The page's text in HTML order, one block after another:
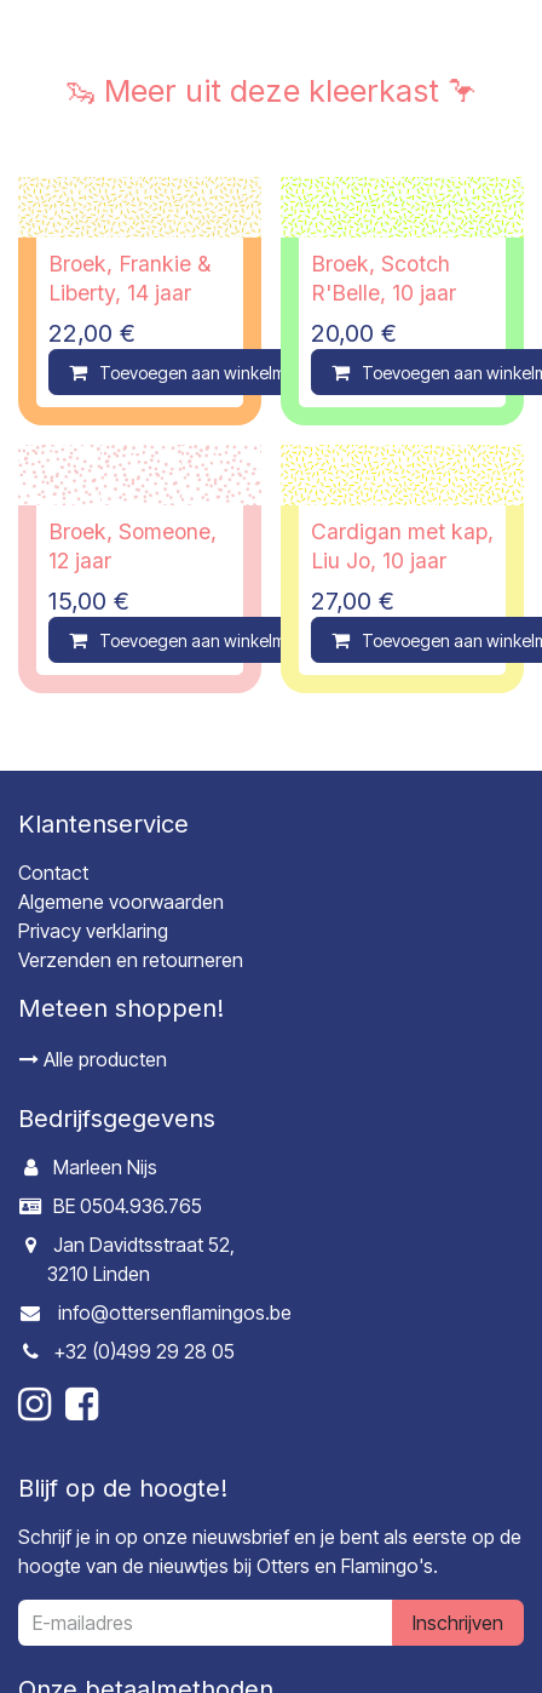
🦦 Meer uit deze kleerkast 🦩
Broek, Frankie &
Liberty, 14 jaar
22,00 €
Toevoegen aan winkelmandje Compare
Broek, Scotch
R'Belle, 10 jaar
20,00 €
Toevoegen aan
Broek, Someone,
12 jaar
15,00 €
Toevoegen aan winkelmandje Compare
Cardigan met kap,
Liu Jo, 10 jaar
27,00 €
Toevoegen aan
Klantenservice
Contact
Algemene voorwaarden
Privacy verklaring
Verzenden en retourneren
Meteen shoppen!
Alle producten
Bedrijfsgegevens
Marleen Nijs
BE 0504.936.765
Jan Davidtsstraat 52,
3210 Linden
info@ottersenflamingos.be
+32 (0)499 29 28 05
Blijf op de hoogte!
Schrijf je in op onze nieuwsbrief en je bent als eerste op de
hoogte van de nieuwtjes bij Otters en Flamingo's.
Inschrijven